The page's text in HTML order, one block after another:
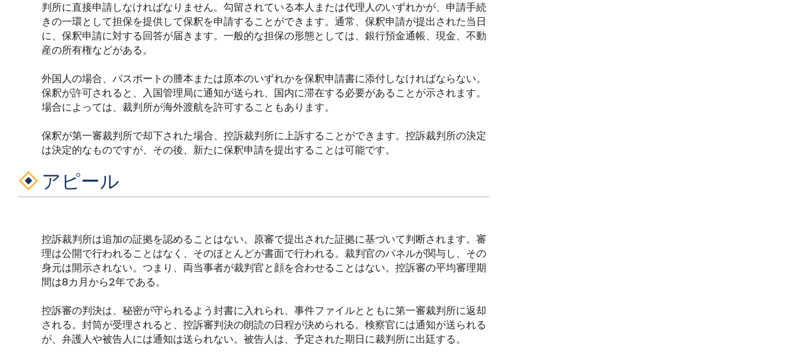
判所に直接申請しなければなりません。勾留されている本人または代理人のいずれかが、申請手続
きの一環として担保を提供して保釈を申請することができます。通常、保釈申請が提出された当日
に、保釈申請に対する回答が届きます。一般的な担保の形態としては、銀行預金通帳、現金、不動
産の所有権などがある。
外国人の場合、パスポートの謄本または原本のいずれかを保釈申請書に添付しなければならない。
保釈が許可されると、入国管理局に通知が送られ、国内に滞在する必要があることが示されます。
場合によっては、裁判所が海外渡航を許可することもあります。
保釈が第一審裁判所で却下された場合、控訴裁判所に上訴することができます。控訴裁判所の決定
は決定的なものですが、その後、新たに保釈申請を提出することは可能です。
アピール
控訴裁判所は追加の証拠を認めることはない。原審で提出された証拠に基づいて判断されます。審
理は公開で行われることはなく、そのほとんどが書面で行われる。裁判官のパネルが関与し、その
身元は開示されない。つまり、両当事者が裁判官と顔を合わせることはない。控訴審の平均審理期
間は8カ月から2年である。
控訴審の判決は、秘密が守られるよう封書に入れられ、事件ファイルとともに第一審裁判所に返却
される。封筒が受理されると、控訴審判決の朗読の日程が決められる。検察官には通知が送られる
が、弁護人や被告人には通知は送られない。被告人は、予定された期日に裁判所に出廷する。